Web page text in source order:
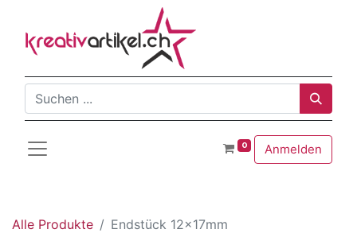
0 Anmelden
Alle Produkte Endstück 12x17mm